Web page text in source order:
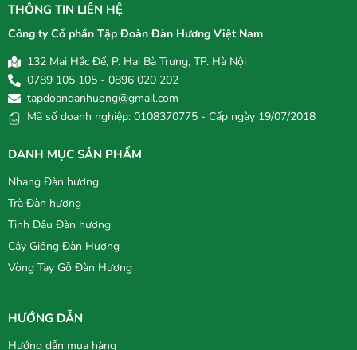
THÔNG TIN LIÊN HỆ
Công ty Cổ phần Tập Đoàn Đàn Hương Việt Nam
132 Mai Hắc Đế, P. Hai Bà Trưng, TP. Hà Nội
0789 105 105 - 0896 020 202
tapdoandanhuong@gmail.com
Mã số doanh nghiệp: 0108370775 - Cấp ngày 19/07/2018
DANH MỤC SẢN PHẨM
Nhang Đàn hương
Trà Đàn hương
Tinh Dầu Đàn hương
Cây Giống Đàn Hương
Vòng Tay Gỗ Đàn Hương
HƯỚNG DẪN
Hướng dẫn mua hàng